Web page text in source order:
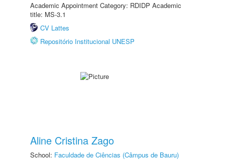
Academic Appointment Category: RDIDP Academic
title: MS-3.1
CV Lattes
Repositório Institucional UNESP
Aline Cristina Zago
School: Faculdade de Ciências (Câmpus de Bauru)